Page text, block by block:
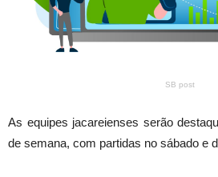
SB post
As equipes jacareienses serão
de semana, com partidas no sábado e